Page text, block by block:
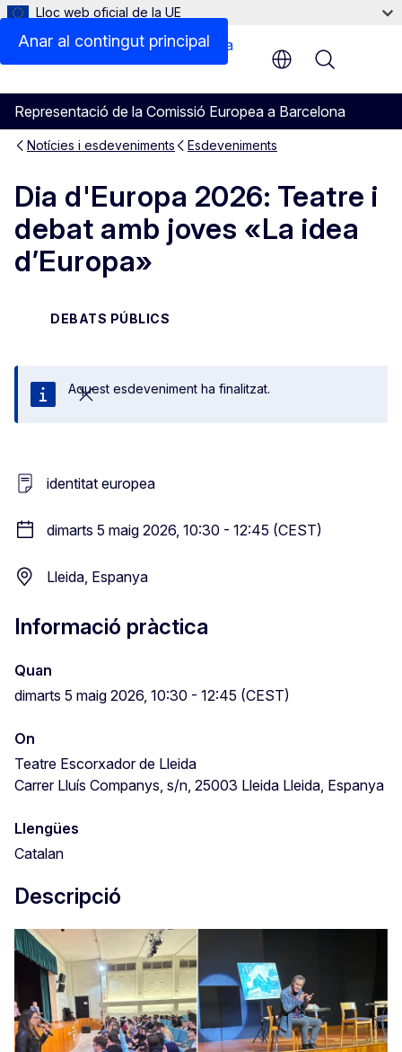
Anar al contingut principal
Lloc web oficial de la UE
Representació de la Comissió Europea a Barcelona
Menu
Notícies i esdeveniments Esdeveniments
Dia d'Europa 2026: Teatre i
debat amb joves «La idea
d’Europa»
DEBATS PÚBLICS
Tanca
Aquest esdeveniment ha finalitzat.
identitat europea
dimarts 5 maig 2026, 10:30 - 12:45 (CEST)
Lleida, Espanya
Informació pràctica
Quan
dimarts 5 maig 2026, 10:30 - 12:45 (CEST)
On
Teatre Escorxador de Lleida
Carrer Lluís Companys, s/n, 25003 Lleida Lleida, Espanya
Llengües
Catalan
Descripció